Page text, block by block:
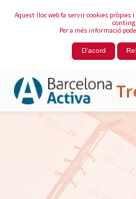
Aquest lloc web fa servir cookies pròpies
Per a més informació
D'acord
Salta al contingut principal